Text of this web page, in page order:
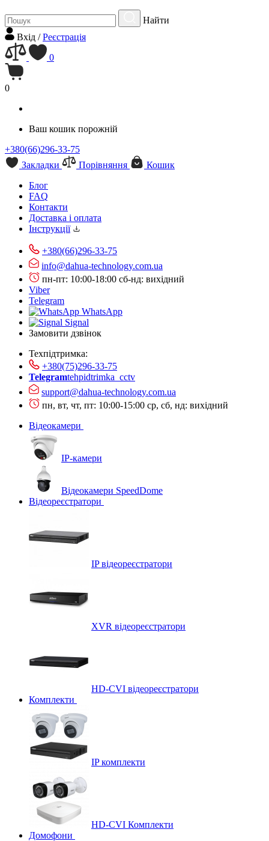
Найти
Вхiд /Реєстрація
0
0
Ваш кошик порожній
+380(66)296-33-75
Закладки
Порівняння
Кошик
Блог
FAQ
Контакти
Доставка і оплата
Інструкції
+380(66)296-33-75
info@dahua-technology.com.ua
пн-пт: 10:00-18:00 сб-нд: вихідний
Viber
Telegram
WhatsApp
Signal
Замовити дзвінок
Техпідтримка:
+380(75)296-33-75
Telegramtehpidtrimka_cctv
support@dahua-technology.com.ua
пн, вт, чт, пт: 10:00-15:00 ср, сб, нд: вихідний
Відеокамери
IP-камери
Відеокамери SpeedDome
Відеореєстратори
IP відеореєстратори
XVR відеореєстратори
HD-CVI відеореєстратори
Комплекти
IP комплекти
HD-CVI Комплекти
Домофони